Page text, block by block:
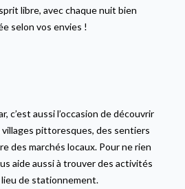
libre, avec chaque nuit bien
selon vos envies !
c’est aussi l’occasion de découvrir
pittoresques, des sentiers
des marchés locaux. Pour ne rien
aide aussi à trouver des activités
de stationnement.